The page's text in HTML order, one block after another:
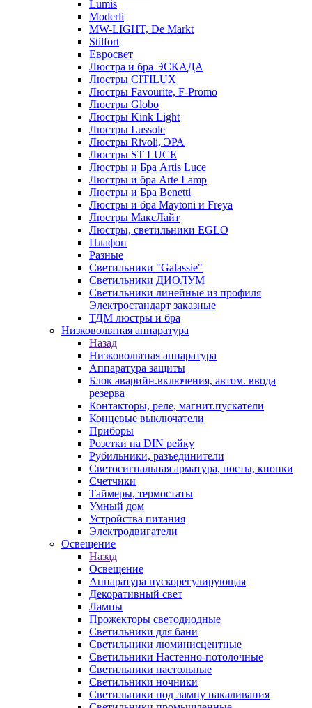
Lumis
Moderli
MW-LIGHT, De Markt
Stilfort
Евросвет
Люстра и бра ЭСКАДА
Люстры CITILUX
Люстры Favourite, F-Promo
Люстры Globo
Люстры Kink Light
Люстры Lussole
Люстры Rivoli, ЭРА
Люстры ST LUCE
Люстры и Бра Artis Luce
Люстры и бра Arte Lamp
Люстры и Бра Benetti
Люстры и бра Maytoni и Freya
Люстры МаксЛайт
Люстры, светильники EGLO
Плафон
Разные
Светильники "Galassie"
Светильники ДИОЛУМ
Светильники линейные из профиля
Электростандарт заказные
ТДМ люстры и бра
Низковольтная аппаратура
Назад
Низковольтная аппаратура
Аппаратура защиты
Блок аварийн.включения, автом. ввода
резерва
Контакторы, реле, магнит.пускатели
Концевые выключатели
Приборы
Розетки на DIN рейку
Рубильники, разъединители
Светосигнальная арматура, посты, кнопки
Счетчики
Таймеры, термостаты
Умный дом
Устройства питания
Электродвигатели
Освещение
Назад
Освещение
Аппаратура пускорегулирующая
Декоративный свет
Лампы
Прожекторы светодиодные
Светильники для бани
Светильники люминисцентные
Светильники Настенно-потолочные
Светильники настольные
Светильники ночники
Светильники под лампу накаливания